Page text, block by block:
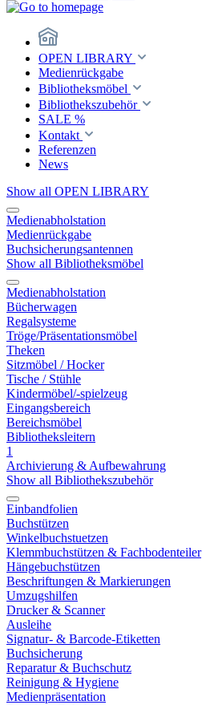
OPEN LIBRARY
Medienrückgabe
Bibliotheksmöbel
Bibliothekszubehör
SALE %
Kontakt
Referenzen
News
Show all OPEN LIBRARY
Medienabholstation
Medienrückgabe
Buchsicherungsantennen
Show all Bibliotheksmöbel
Medienabholstation
Bücherwagen
Regalsysteme
Tröge/Präsentationsmöbel
Theken
Sitzmöbel / Hocker
Tische / Stühle
Kindermöbel/-spielzeug
Eingangsbereich
Bereichsmöbel
Bibliotheksleitern
1
Archivierung & Aufbewahrung
Show all Bibliothekszubehör
Einbandfolien
Buchstützen
Winkelbuchstuetzen
Klemmbuchstützen & Fachbodenteiler
Hängebuchstützen
Beschriftungen & Markierungen
Umzugshilfen
Drucker & Scanner
Ausleihe
Signatur- & Barcode-Etiketten
Buchsicherung
Reparatur & Buchschutz
Reinigung & Hygiene
Medienpräsentation